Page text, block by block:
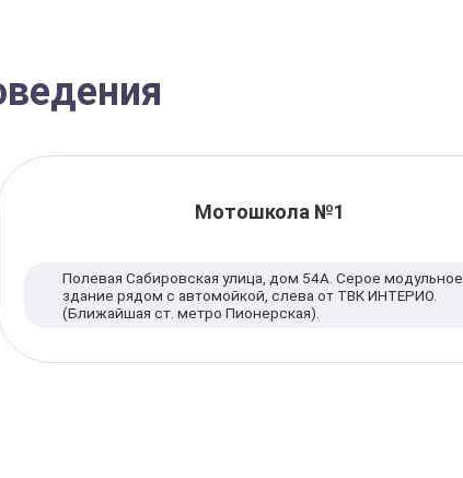
Мотошкола №1
Полевая Сабировская улица, дом 54А. Серое модульное
здание рядом с автомойкой, слева от ТВК ИНТЕРИО.
(Ближайшая ст. метро Пионерская).